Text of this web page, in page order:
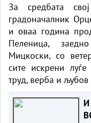
За средбата
градоначалник
и оваа година
Пеленица,
Мицкоски, со
сите искрени
труд, верба и